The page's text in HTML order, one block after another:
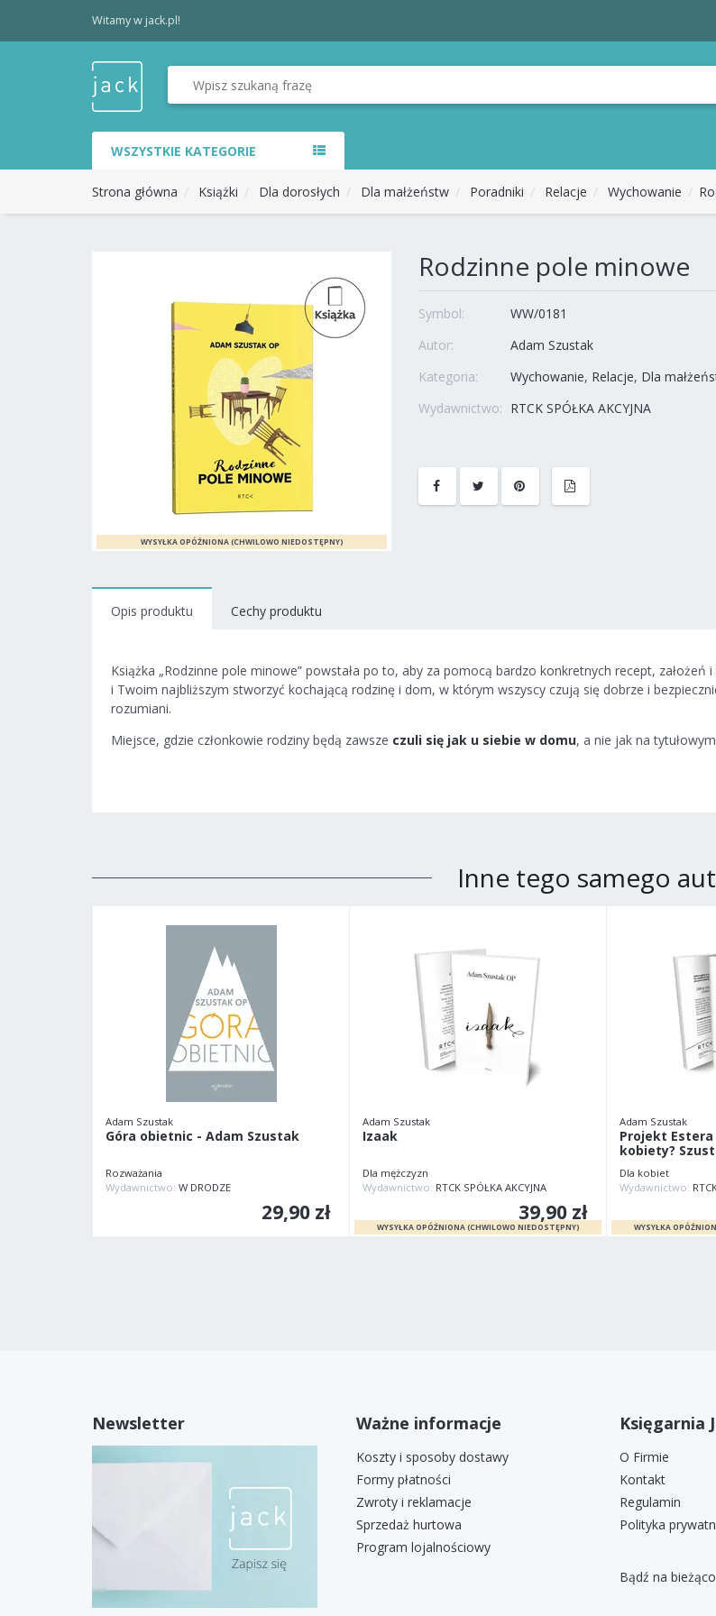
Witamy w jack.pl!
WSZYSTKIE KATEGORIE
Strona główna Książki Dla dorosłych Dla małżeństw Poradniki Relacje Wychowanie
Rodzinne pole minowe
Symbol:
WW/0181
Autor:
Adam Szustak
Kategoria:
Wychowanie Relacje Dla
Wydawnictwo: RTCK SPÓŁKA AKCYJNA
Opis produktu Cechy produktu
Książka „Rodzinne pole minowe” powstała po to, aby za pomocą bardzo konkretnych recept, założeń
i Twoim najbliższym stworzyć kochającą rodzinę i dom, w którym wszyscy czują się dobrze i
rozumiani.
Miejsce, gdzie członkowie rodziny będą zawsze czuli się jak u siebie w domu, a nie jak na
Inne tego samego
Adam Szustak
Góra obietnic - Adam Szustak
Rozważania
Wydawnictwo: W DRODZE
29,90 zł
Adam Szustak
Izaak
Dla mężczyzn
Wydawnictwo: RTCK SPÓŁKA AKCYJNA
39,90 zł
Adam Szustak
Projekt
kobiety?
Dla kobiet
Wydawnictwo:
Newsletter Ważne informacje
Koszty i sposoby dostawy
Formy płatności
Zwroty i reklamacje
Sprzedaż hurtowa
Program lojalnościowy
Księgarnia
O Firmie
Kontakt
Regulamin
Polityka
Bądź na